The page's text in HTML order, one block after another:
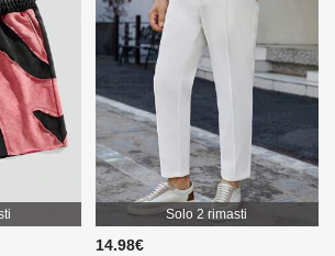
Solo 2 rimasti
14.98€